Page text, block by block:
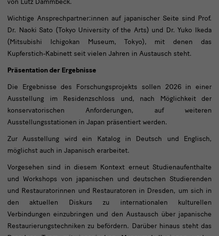
Wichtige Ansprechpartner:innen auf japanischer Seite sind Prof.
Dr. Naoki Sato (Tokyo University of the Arts) und Dr. Yuko Ikeda
(Mitsubishi Ichigokan Museum, Tokyo), mit denen das
Kupferstich-Kabinett seit vielen Jahren in Austausch steht.
Präsentation der Ergebnisse
Die Ergebnisse des Forschungsprojekts sollen 2026 in einer
Ausstellung im Residenzschloss und, nach Möglichkeit der
konservatorischen Anforderungen, auf weiteren
Ausstellungsstationen in Japan präsentiert werden.
Zur Ausstellung wird ein Katalog in Deutsch und Englisch,
möglichst auch in Japanisch erarbeitet.
Vorgesehen sind in diesem Kontext erneut Studienaufenthalte
und Workshops von japanischen und deutschen Studierenden
und Restauratorinnen und Restauratoren in Dresden, um sich in
den aktuellen Diskurs zu internationalen kulturellen
Verbindungen einzubringen und den Austausch über japanische
Restaurierungstechniken zu befördern. Darüber hinaus steht das